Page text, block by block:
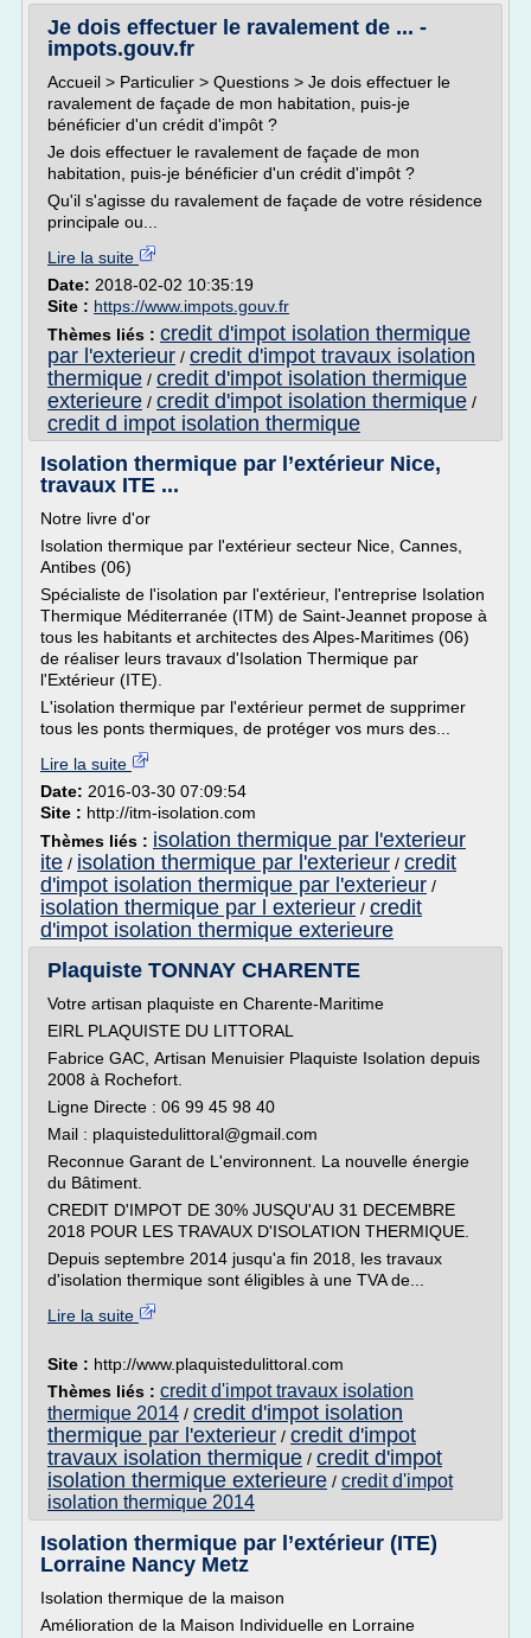
Je dois effectuer le ravalement de ... -
impots.gouv.fr
Accueil > Particulier > Questions > Je dois effectuer le
ravalement de façade de mon habitation, puis-je
bénéficier d'un crédit d'impôt ?
Je dois effectuer le ravalement de façade de mon
habitation, puis-je bénéficier d'un crédit d'impôt ?
Qu'il s'agisse du ravalement de façade de votre résidence
principale ou...
Lire la suite
Date: 2018-02-02 10:35:19
Site : https://www.impots.gouv.fr
Thèmes liés : credit d'impot isolation thermique
par l'exterieur / credit d'impot travaux isolation
thermique / credit d'impot isolation thermique
exterieure / credit d'impot isolation thermique /
credit d impot isolation thermique
Isolation thermique par l’extérieur Nice,
travaux ITE ...
Notre livre d'or
Isolation thermique par l'extérieur secteur Nice, Cannes,
Antibes (06)
Spécialiste de l'isolation par l'extérieur, l'entreprise Isolation
Thermique Méditerranée (ITM) de Saint-Jeannet propose à
tous les habitants et architectes des Alpes-Maritimes (06)
de réaliser leurs travaux d'Isolation Thermique par
l'Extérieur (ITE).
L'isolation thermique par l'extérieur permet de supprimer
tous les ponts thermiques, de protéger vos murs des...
Lire la suite
Date: 2016-03-30 07:09:54
Site : http://itm-isolation.com
Thèmes liés : isolation thermique par l'exterieur
ite / isolation thermique par l'exterieur / credit
d'impot isolation thermique par l'exterieur /
isolation thermique par l exterieur / credit
d'impot isolation thermique exterieure
Plaquiste TONNAY CHARENTE
Votre artisan plaquiste en Charente-Maritime
EIRL PLAQUISTE DU LITTORAL
Fabrice GAC, Artisan Menuisier Plaquiste Isolation depuis
2008 à Rochefort.
Ligne Directe : 06 99 45 98 40
Mail : plaquistedulittoral@gmail.com
Reconnue Garant de L'environnent. La nouvelle énergie
du Bâtiment.
CREDIT D'IMPOT DE 30% JUSQU'AU 31 DECEMBRE
2018 POUR LES TRAVAUX D'ISOLATION THERMIQUE.
Depuis septembre 2014 jusqu'a fin 2018, les travaux
d'isolation thermique sont éligibles à une TVA de...
Lire la suite
Site : http://www.plaquistedulittoral.com
Thèmes liés : credit d'impot travaux isolation
thermique 2014 / credit d'impot isolation
thermique par l'exterieur / credit d'impot
travaux isolation thermique / credit d'impot
isolation thermique exterieure / credit d'impot
isolation thermique 2014
Isolation thermique par l’extérieur (ITE)
Lorraine Nancy Metz
Isolation thermique de la maison
Amélioration de la Maison Individuelle en Lorraine